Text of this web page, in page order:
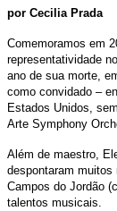
por Cecilia Prada
Comemoramos em
representatividade
ano de sua morte,
como convidado –
Estados Unidos,
Arte Symphony
Além de maestro,
despontaram
Campos do Jordão
talentos musicais.